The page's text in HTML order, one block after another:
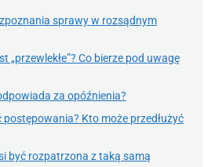
sprawy w rozsądnym
„przewlekłe”? Co bierze pod uwagę
za opóźnienia?
postępowania? Kto może przedłużyć
być rozpatrzona z taką samą